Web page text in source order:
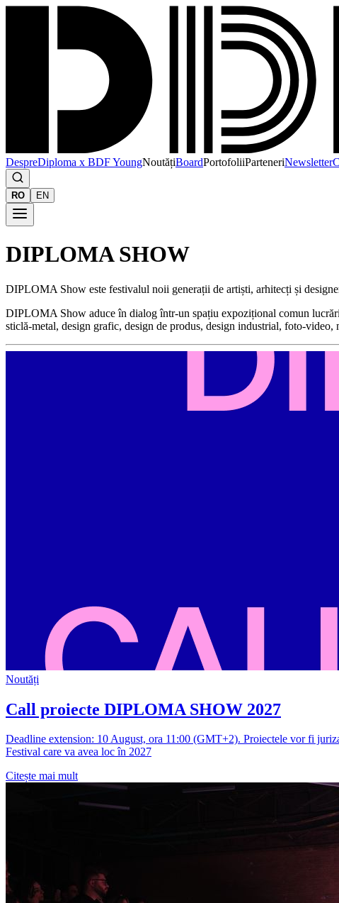
DespreDiploma x BDF YoungNoutățiBoardPortofoliiParteneriNewsletter
RO EN
DIPLOMA SHOW
DIPLOMA Show este festivalul noii generații de artiști, arhitecți și
DIPLOMA Show aduce în dialog într-un spațiu expozițional comun
sticlă-metal, design grafic, design de produs, design industrial, foto-
Noutăți
Call proiecte DIPLOMA SHOW 2027
Deadline extension: 10 August, ora 11:00 (GMT+2). Proiectele vor fi
Festival care va avea loc în 2027
Citește mai mult